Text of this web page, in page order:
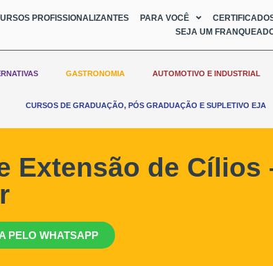
PROFISSIONALIZANTES PARA VOCÊ
SEJA UM
GASTRONOMIA AUTOMOTIVO E INDUSTRIAL
CURSOS DE GRADUAÇÃO, PÓS GRADUAÇÃO E SUPLETIVO EJA
Extensão de Cílios
PELO WHATSAPP